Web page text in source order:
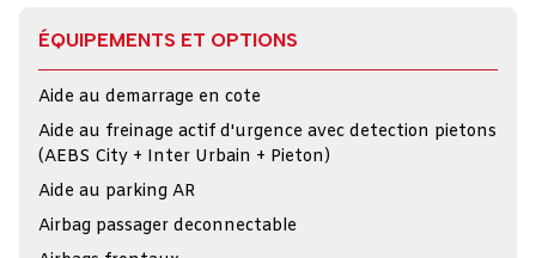
ÉQUIPEMENTS ET OPTIONS
Aide au demarrage en cote
Aide au freinage actif d'urgence avec detection pietons
(AEBS City + Inter Urbain + Pieton)
Aide au parking AR
Airbag passager deconnectable